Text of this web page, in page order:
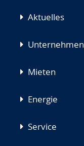
Aktuelles
Unternehmen
Mieten
Energie
Service